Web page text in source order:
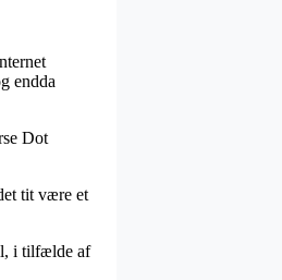
endda
Dot
tit være et
i tilfælde af